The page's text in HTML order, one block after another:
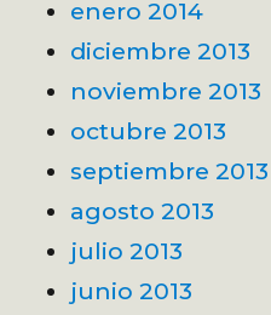
enero 2014
diciembre 2013
noviembre 2013
octubre 2013
septiembre 2013
agosto 2013
julio 2013
junio 2013